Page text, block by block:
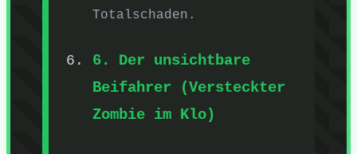
Totalschaden.
6. Der unsichtbare
Beifahrer (Versteckter
Zombie im Klo)